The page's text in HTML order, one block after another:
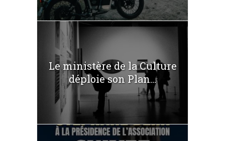
Le ministère de la Culture
déploie son Plan...